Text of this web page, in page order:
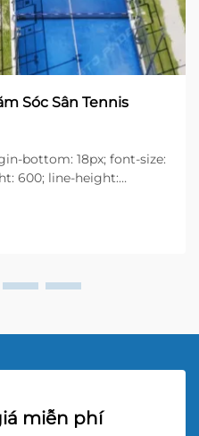
Sóc Sân Tennis
bottom: 18px; font-size:
600; line-height:
weight: 600; line-
miễn phí